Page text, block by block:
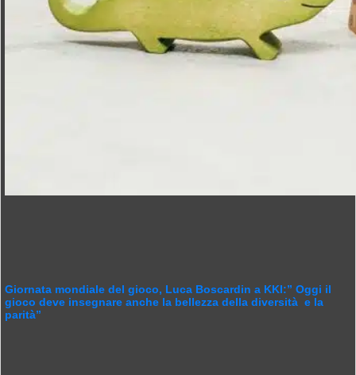
Giornata mondiale del gioco, Luca Boscardin a KKI:” Oggi il
gioco deve insegnare anche la bellezza della diversità e la
parità”